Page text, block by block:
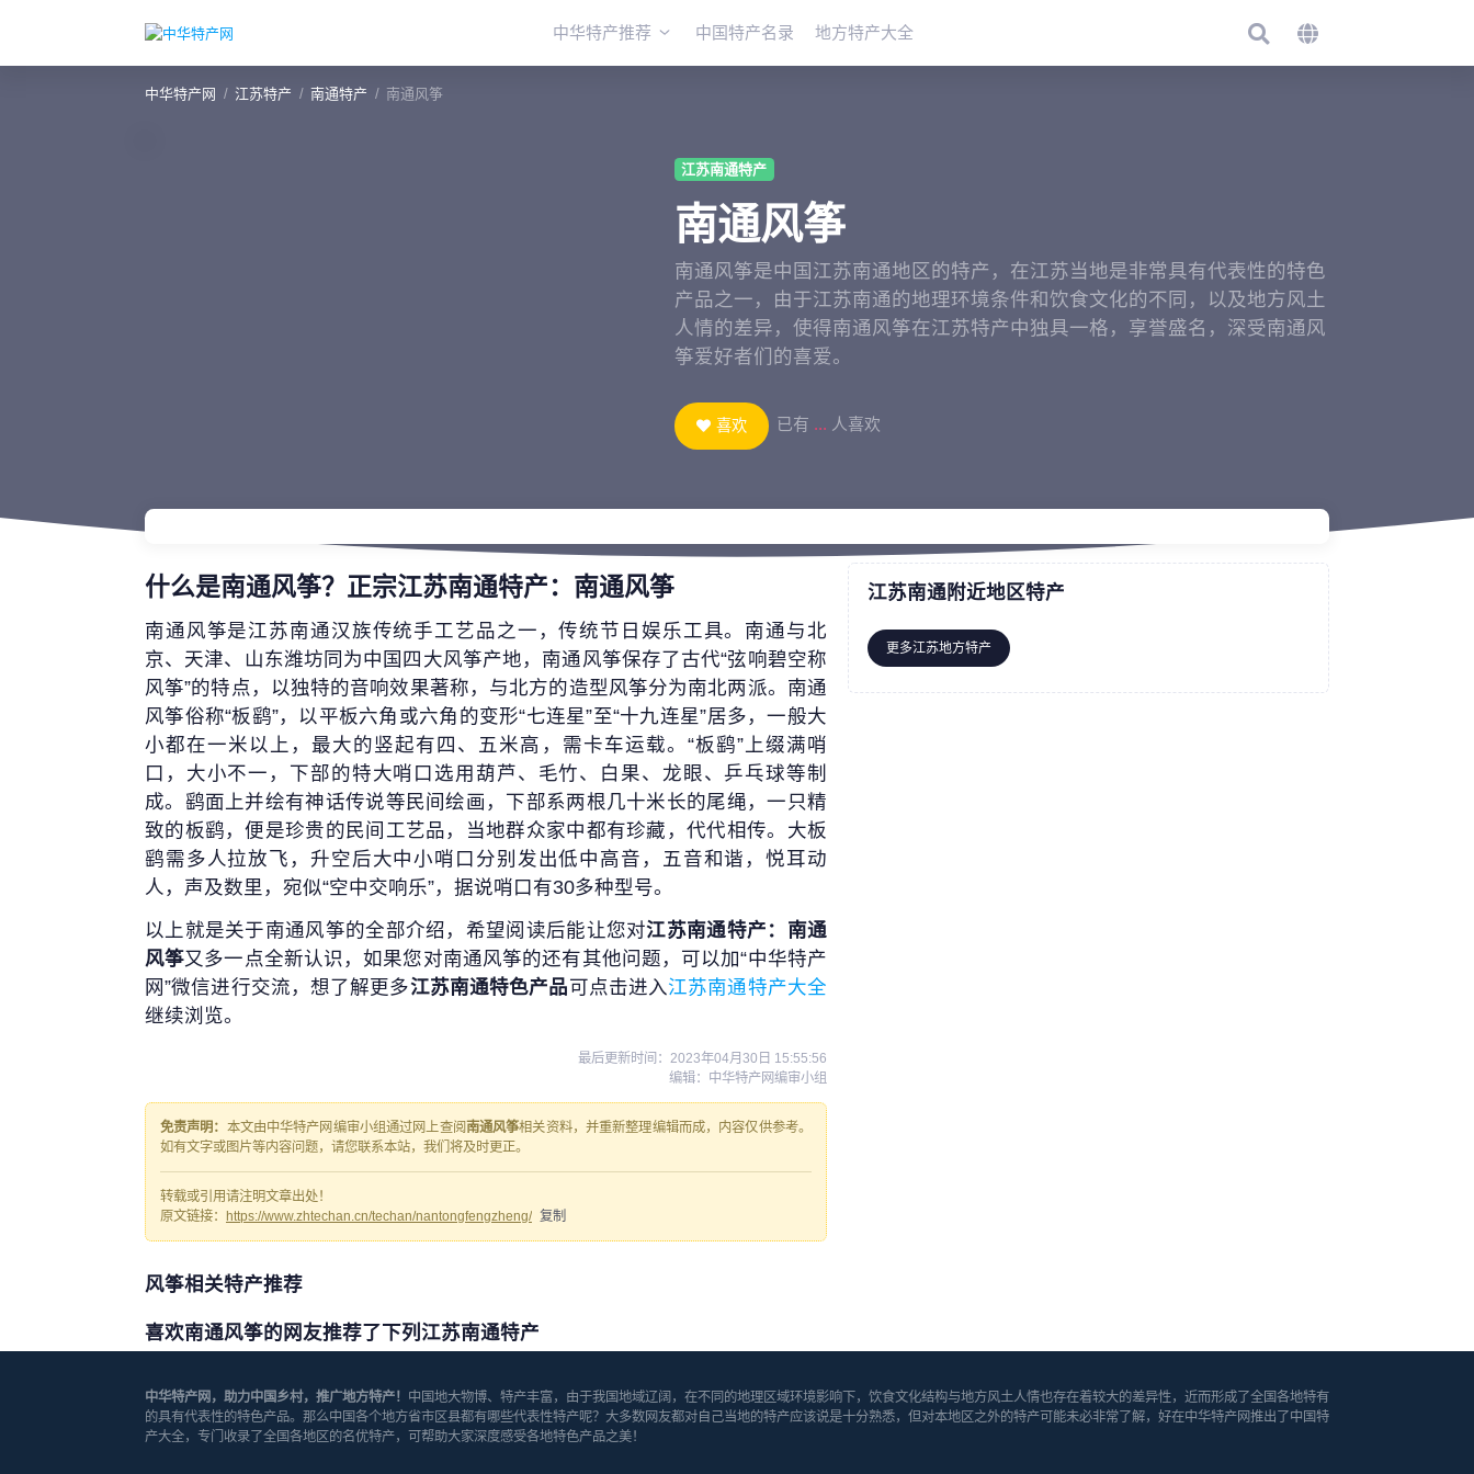
中华特产推荐 中国特产名录 地方特产大全
中华特产网 江苏特产 南通特产 南通风筝
江苏南通特产
南通风筝
南通风筝是中国江苏南通地区的特产，在江苏当地是非常具有代表性的特色
产品之一，由于江苏南通的地理环境条件和饮食文化的不同，以及地方风土
人情的差异，使得南通风筝在江苏特产中独具一格，享誉盛名，深受南通风
筝爱好者们的喜爱。
喜欢 已有 ... 人喜欢
什么是南通风筝？正宗江苏南通特产：南通风筝
南通风筝是江苏南通汉族传统手工艺品之一，传统节日娱乐工具。南通与北
京、天津、山东潍坊同为中国四大风筝产地，南通风筝保存了古代“弦响碧空称
风筝”的特点，以独特的音响效果著称，与北方的造型风筝分为南北两派。南通
风筝俗称“板鹞”，以平板六角或六角的变形“七连星”至“十九连星”居多，一般大
小都在一米以上，最大的竖起有四、五米高，需卡车运载。“板鹞”上缀满哨
口，大小不一，下部的特大哨口选用葫芦、毛竹、白果、龙眼、乒乓球等制
成。鹞面上并绘有神话传说等民间绘画，下部系两根几十米长的尾绳，一只精
致的板鹞，便是珍贵的民间工艺品，当地群众家中都有珍藏，代代相传。大板
鹞需多人拉放飞，升空后大中小哨口分别发出低中高音，五音和谐，悦耳动
人，声及数里，宛似“空中交响乐”，据说哨口有30多种型号。
以上就是关于南通风筝的全部介绍，希望阅读后能让您对江苏南通特产：南通
风筝又多一点全新认识，如果您对南通风筝的还有其他问题，可以加“中华特产
网”微信进行交流，想了解更多江苏南通特色产品可点击进入江苏南通特产大全
继续浏览。
最后更新时间： 2023年04月30日 15:55:56
编辑：中华特产网编审小组
免责声明： 本文由中华特产网编审小组通过网上查阅南通风筝相关资料，并重新整理编辑而成，内容仅供参考。
如有文字或图片等内容问题，请您联系本站，我们将及时更正。
转载或引用请注明文章出处！
原文链接： https://www.zhtechan.cn/techan/nantongfengzheng/ 复制
风筝相关特产推荐
喜欢南通风筝的网友推荐了下列江苏南通特产
江苏南通附近地区特产
更多江苏地方特产
中华特产网，助力中国乡村，推广地方特产！ 中国地大物博、特产丰富，由于我国地域辽阔，在不同的地理区域环境影响下，饮食文化结构与地方风土人情也存在着较大的差异性，近而形成了全国各地特有
的具有代表性的特色产品。那么中国各个地方省市区县都有哪些代表性特产呢？大多数网友都对自己当地的特产应该说是十分熟悉，但对本地区之外的特产可能未必非常了解，好在中华特产网推出了中国特
产大全，专门收录了全国各地区的名优特产，可帮助大家深度感受各地特色产品之美！